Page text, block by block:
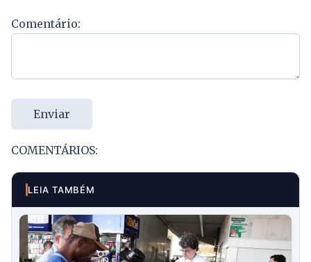
Comentário:
Enviar
COMENTÁRIOS:
LEIA TAMBÉM